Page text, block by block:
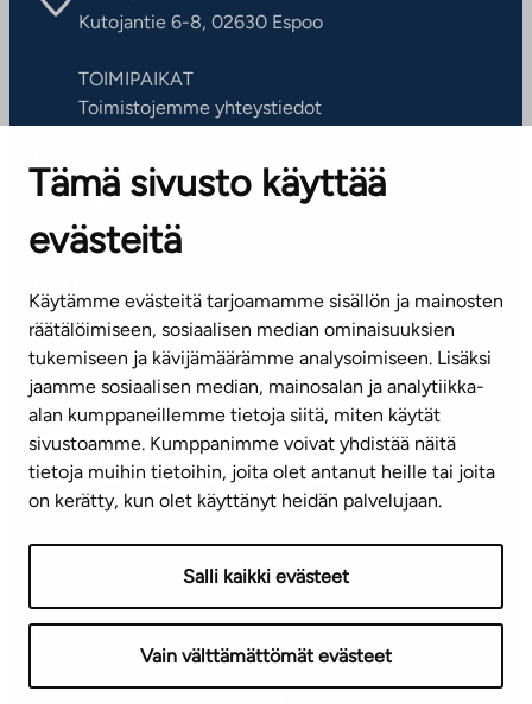
Tämä sivusto käyttää
evästeitä
Käytämme evästeitä tarjoamamme sisällön ja mainosten
räätälöimiseen, sosiaalisen median ominaisuuksien
tukemiseen ja kävijämäärämme analysoimiseen. Lisäksi
jaamme sosiaalisen median, mainosalan ja analytiikka-
alan kumppaneillemme tietoja siitä, miten käytät
sivustoamme. Kumppanimme voivat yhdistää näitä
tietoja muihin tietoihin, joita olet antanut heille tai joita
on kerätty, kun olet käyttänyt heidän palvelujaan.
Salli kaikki evästeet
Vain välttämättömät evästeet
Kutojantie 6-8, 02630 Espoo
TOIMIPAIKAT
Toimistojemme yhteystiedot
ASIAKASPALVELUKESKUS
Puh. 045 7734 3777
(arkisin klo 8-16)
info@ta.fi
Tilaa uutiskirje
Mediapankki
TietosuojaselosteSaavutettavuusseloste